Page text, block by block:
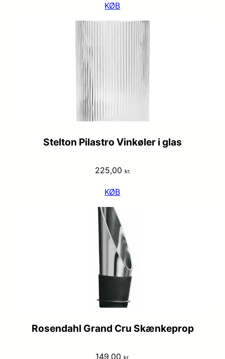
KØB
Stelton Pilastro Vinkøler i glas
225,00 kr.
KØB
Rosendahl Grand Cru Skænkeprop
149,00 kr.